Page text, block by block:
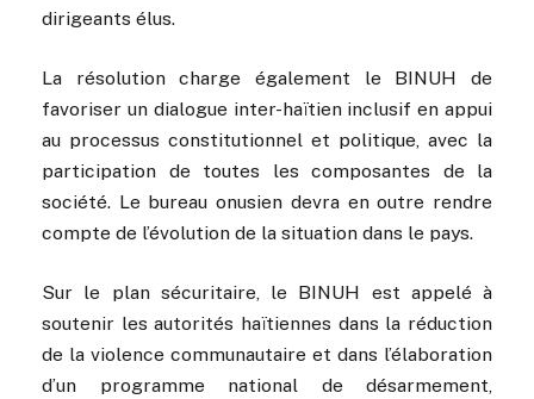
dirigeants élus.
La résolution charge également le BINUH de
favoriser un dialogue inter-haïtien inclusif en appui
au processus constitutionnel et politique, avec la
participation de toutes les composantes de la
société. Le bureau onusien devra en outre rendre
compte de l’évolution de la situation dans le pays.
Sur le plan sécuritaire, le BINUH est appelé à
soutenir les autorités haïtiennes dans la réduction
de la violence communautaire et dans l’élaboration
d’un programme national de désarmement,